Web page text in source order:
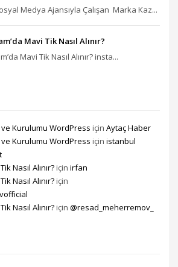
Medya Ajansıyla Çalışan Marka Kaz...
Mavi Tik Nasıl Alınır?
Mavi Tik Nasıl Alınır? insta...
ve Kurulumu WordPress için Aytaç Haber
ve Kurulumu WordPress için istanbul
Nasıl Alınır?için irfan
Nasıl Alınır?için
Nasıl Alınır?için @resad_meherremov_